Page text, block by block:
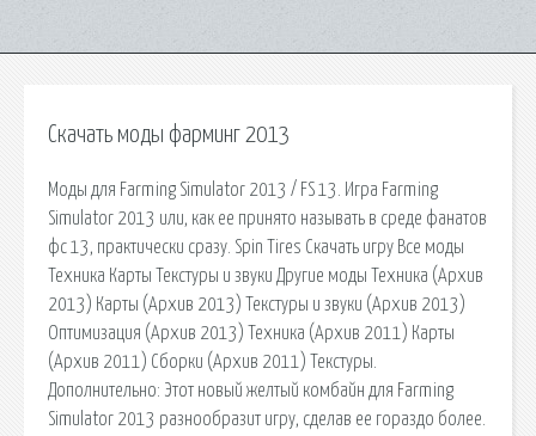
Скачать моды фарминг 2013
Моды для Farming Simulator 2013 / FS 13. Игра Farming
Simulator 2013 или, как ее принято называть в среде фанатов
фс 13, практически сразу. Spin Tires Скачать игру Все моды
Техника Карты Текстуры и звуки Другие моды Техника (Архив
2013) Карты (Архив 2013) Текстуры и звуки (Архив 2013)
Оптимизация (Архив 2013) Техника (Архив 2011) Карты
(Архив 2011) Сборки (Архив 2011) Текстуры.
Дополнительно: Этот новый желтый комбайн для Farming
Simulator 2013 разнообразит игру, сделав ее гораздо более.